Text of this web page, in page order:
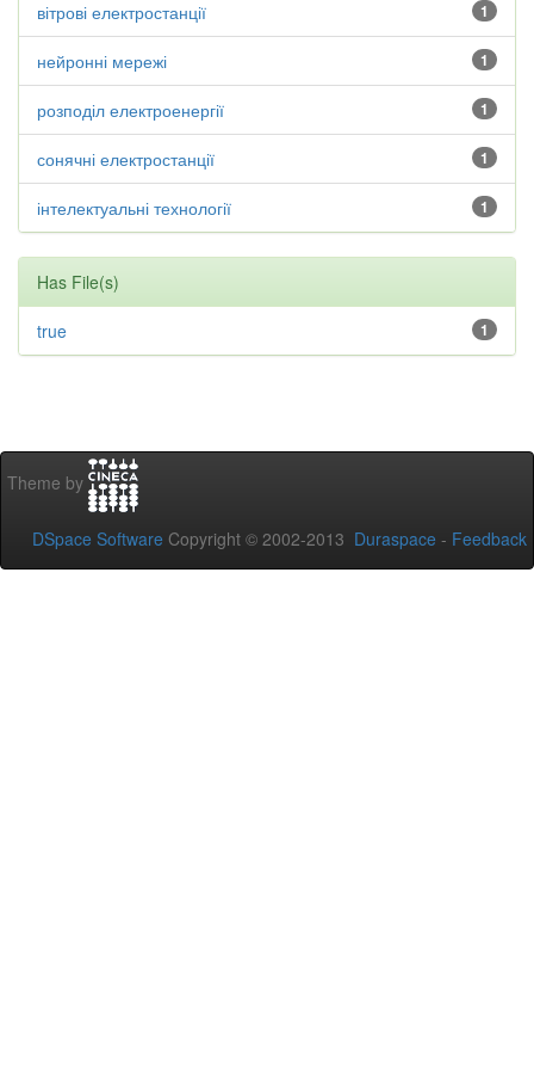
1
вітрові електростанції
1
нейронні мережі
1
розподіл електроенергії
1
сонячні електростанції
1
інтелектуальні технології
Has File(s)
1
true
Theme by
DSpace Software Copyright © 2002-2013 Duraspace - Feedback